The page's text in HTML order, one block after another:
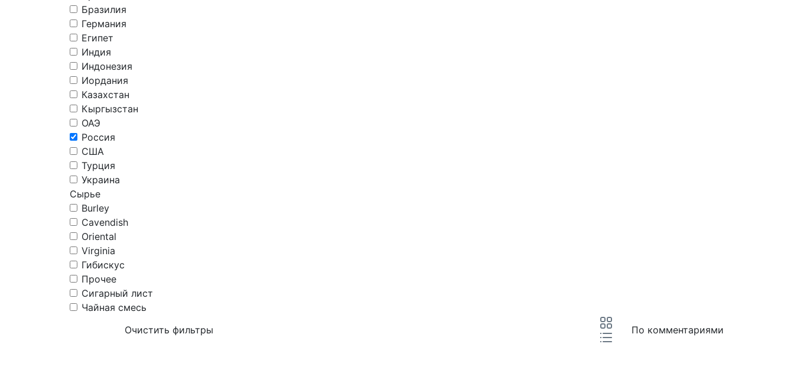
Бразилия
Германия
Египет
Индия
Индонезия
Иордания
Казахстан
Кыргызстан
ОАЭ
Россия
США
Турция
Украина
Сырье
Burley
Cavendish
Oriental
Virginia
Гибискус
Прочее
Сигарный лист
Чайная смесь
Очистить фильтры
По комментариями